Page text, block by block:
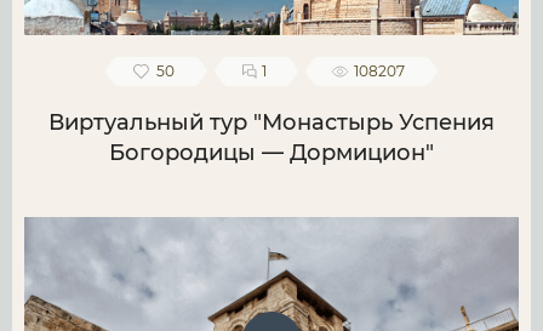
50 1 108207
Виртуальный тур "Монастырь Успения
Богородицы — Дормицион"